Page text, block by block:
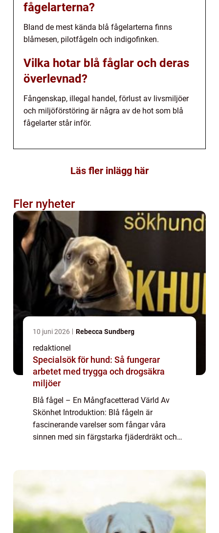
fågelarterna?
Bland de mest kända blå fågelarterna finns
blåmesen, pilotfågeln och indigofinken.
Vilka hotar blå fåglar och deras
överlevnad?
Fångenskap, illegal handel, förlust av livsmiljöer
och miljöförstöring är några av de hot som blå
fågelarter står inför.
Läs fler inlägg här
Fler nyheter
10 juni 2026 Rebecca Sundberg
redaktionel
Specialsök för hund: Så fungerar
arbetet med trygga och drogsäkra
miljöer
Blå fågel – En Mångfacetterad Värld Av
Skönhet Introduktion: Blå fågeln är
fascinerande varelser som fångar våra
sinnen med sin färgstarka fjäderdräkt och